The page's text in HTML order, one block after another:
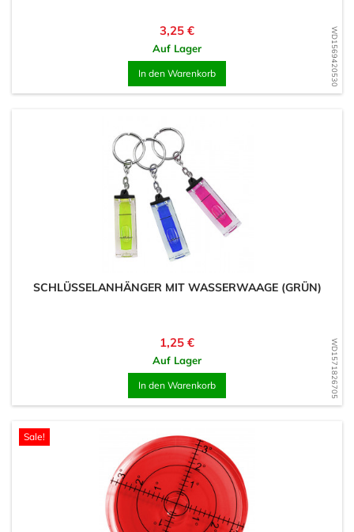
WD1569420530
Preis
3,25 €
Auf Lager
In den Warenkorb
WD1571826705
SCHLÜSSELANHÄNGER MIT WASSERWAAGE (GRÜN)
Preis
1,25 €
Auf Lager
In den Warenkorb
Sale!